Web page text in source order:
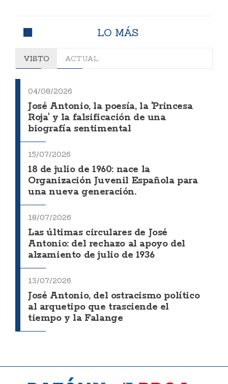
LO MÁS
VISTO ACTUAL
04/08/2026
José Antonio, la poesía, la 'Princesa
Roja' y la falsificación de una
biografía sentimental
15/07/2026
18 de julio de 1960: nace la
Organización Juvenil Española para
una nueva generación.
18/07/2026
Las últimas circulares de José
Antonio: del rechazo al apoyo del
alzamiento de julio de 1936
13/07/2026
José Antonio, del ostracismo político
al arquetipo que trasciende el
tiempo y la Falange